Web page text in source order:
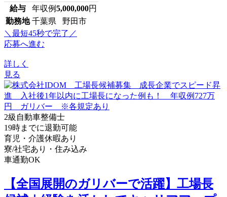
給与 年収例5,000,000円
勤務地 千葉県 野田市
＼最短45秒で完了／
応募へ進む
詳しく
見る
2級自動車整備士
19時までに退勤可能
育児・介護休暇あり
寮/社宅あり・住み込み
車通勤OK
【全国展開のガリバーで活躍】工場長